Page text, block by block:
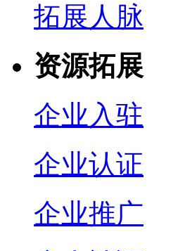
拓展人脉
资源拓展
企业入驻
企业认证
企业推广